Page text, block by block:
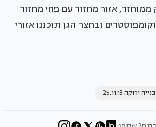
ממוחזר, אזור מחזור עם פחי מחזור
ובחצר הגן תוכננו אזורי